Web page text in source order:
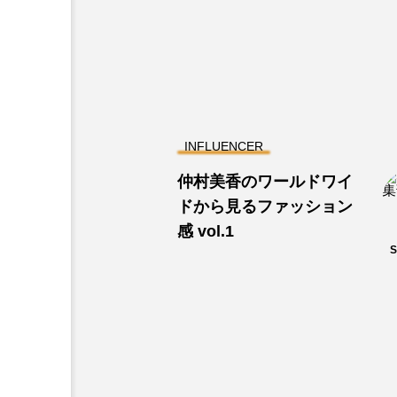
INFLUENCER
仲村美香のワールドワイ
ドから見るファッション
感 vol.1